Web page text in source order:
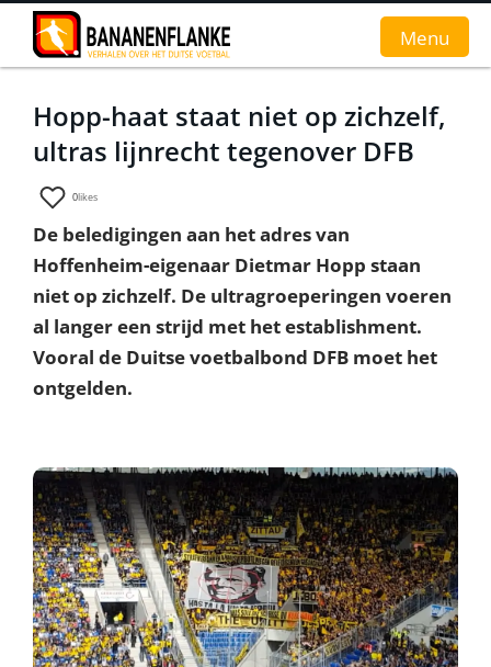
Home
Nieuws
Interviews
Groundhopverhalen
De fans
Achtergrond
Menu
Hopp-haat staat niet op zichzelf,
ultras lijnrecht tegenover DFB
0likes
De beledigingen aan het adres van
Hoffenheim-eigenaar Dietmar Hopp staan
niet op zichzelf. De ultragroeperingen voeren
al langer een strijd met het establishment.
Vooral de Duitse voetbalbond DFB moet het
ontgelden.